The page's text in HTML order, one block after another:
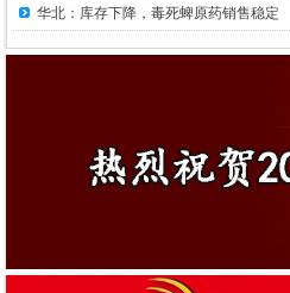
华北：库存下降，毒死蜱原药销售稳定